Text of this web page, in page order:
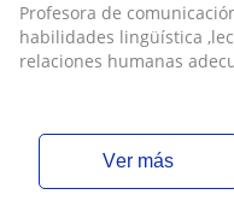
Profesora de
habilidades lingüística
relaciones humanas
ver más